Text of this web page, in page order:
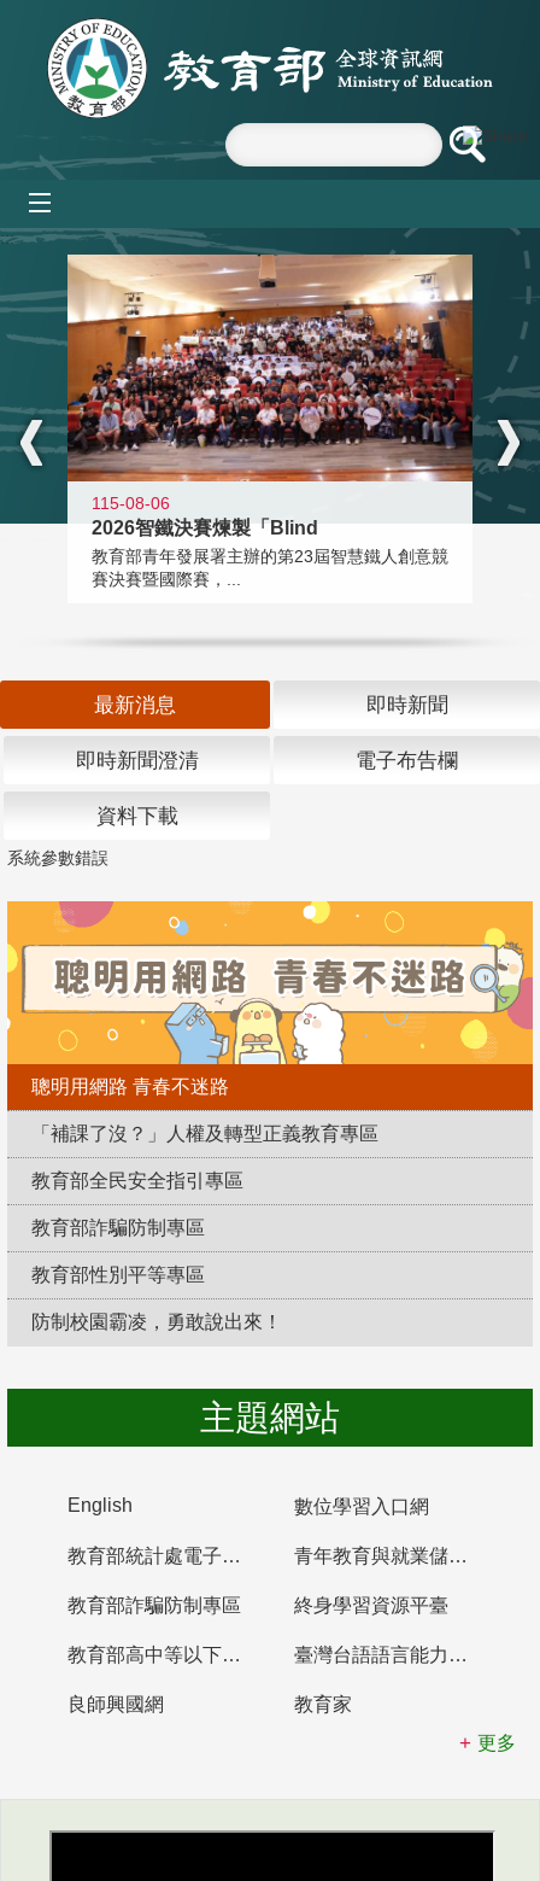
跳到主要內容區塊
:::
115-08-06
2026智鐵決賽煉製「Blind
教育部青年發展署主辦的第23屆智慧鐵人創意競
賽決賽暨國際賽，...
最新消息 即時新聞
即時新聞澄清 電子布告欄
資料下載
系統參數錯誤
聰明用網路 青春不迷路
「補課了沒？」人權及轉型正義教育專區
教育部全民安全指引專區
教育部詐騙防制專區
教育部性別平等專區
防制校園霸凌，勇敢說出來！
主題網站
English 數位學習入口網
教育部統計處電子書櫃 青年教育與就業儲蓄帳戶
教育部詐騙防制專區 終身學習資源平臺
教育部高中等以下學校及幼兒園教師資格檢定考試 臺灣台語語言能力認證網站
良師興國網
教育家
更多